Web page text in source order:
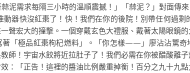
泥需求每隔三小時的溫順震撼！」「蒜泥？」對面傳
器快沒紅棗了！快！我們在你的後院！別帶任何過
聲宏大的撞擊。一個穿戴玄色大禮服、戴著太陽眼鏡
「極品紅棗枸杞燃料」。「你怎樣——」廖沾沾驚
師！宇宙水餃將近拉肚子了！我們必需在你被醋酸離
：「正告！這裡的醬油比例嚴重掉衡！百分之九十九